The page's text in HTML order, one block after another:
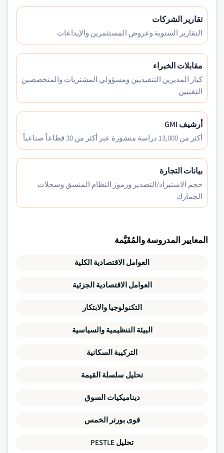
تقارير الشركات
التقارير السنوية وعروض المستثمرين والإيداعات
مقابلات الخبراء
كبار المديرين التنفيذيين ومسؤولي المشتريات والمتخصصين
التقنيين
أرشيف GMI
أكثر من 13,000 دراسة منشورة عبر أكثر من 30 قطاعاً صناعياً
بيانات التجارة
حجم الاستيراد/التصدير ورموز النظام المنسق وسجلات
الجمارك
المعايير المدروسة والمُقَيَّمة
العوامل الاقتصادية الكلية
العوامل الاقتصادية الجزئية
التكنولوجيا والابتكار
البيئة التنظيمية والسياسية
التركيبة السكانية
تحليل سلسلة القيمة
ديناميكيات السوق
قوى بورتر الخمس
تحليل PESTLE